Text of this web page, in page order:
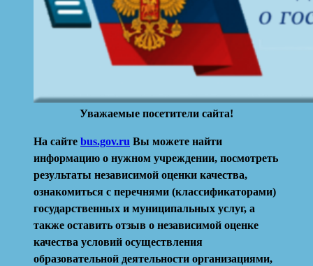
Уважаемые посетители сайта!
На сайте bus.gov.ru Вы можете найти
информацию о нужном учреждении, посмотреть
результаты независимой оценки качества,
ознакомиться с перечнями (классификаторами)
государственных и муниципальных услуг, а
также оставить отзыв о независимой оценке
качества условий осуществления
образовательной деятельности организациями,